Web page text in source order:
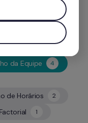
da Equipe 4
4
de Horários 2
2
1
1